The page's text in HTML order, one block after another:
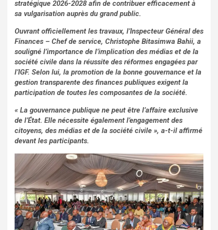
stratégique 2026-2028 afin de contribuer efficacement à
sa vulgarisation auprès du grand public.
Ouvrant officiellement les travaux, l’Inspecteur Général des
Finances – Chef de service, Christophe Bitasimwa Bahii, a
souligné l’importance de l’implication des médias et de la
société civile dans la réussite des réformes engagées par
l’IGF. Selon lui, la promotion de la bonne gouvernance et la
gestion transparente des finances publiques exigent la
participation de toutes les composantes de la société.
« La gouvernance publique ne peut être l’affaire exclusive
de l’État. Elle nécessite également l’engagement des
citoyens, des médias et de la société civile », a-t-il affirmé
devant les participants.